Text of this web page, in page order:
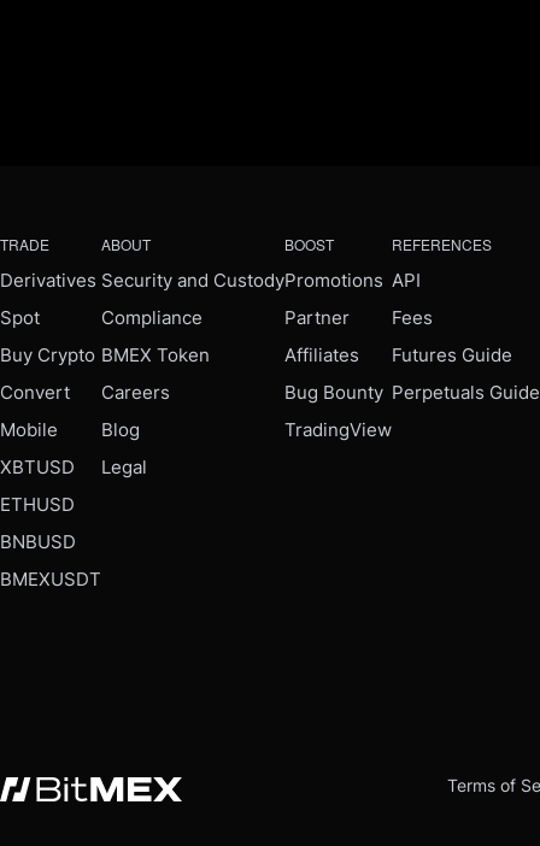
TRADE
Derivatives
Spot
Buy Crypto
Convert
Mobile
XBTUSD
ETHUSD
BNBUSD
BMEXUSDT
ABOUT
Security and Custody
Compliance
BMEX Token
Careers
Blog
Legal
BOOST
Promotions
Partner
Affiliates
Bug Bounty
TradingView
REFERENCES
API
Fees
Futures Guide
Perpetuals Guide
Terms of